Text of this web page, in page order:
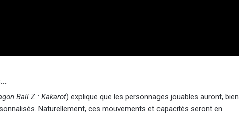
Ball Z : Kakarot) explique que les personnages jouables auront, bien
Naturellement, ces mouvements et capacités seront en